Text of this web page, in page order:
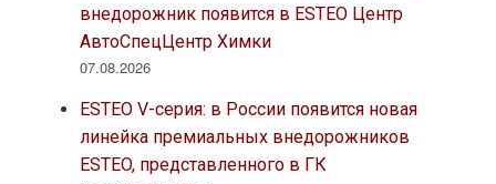
внедорожник появится в ESTEO Центр
АвтоСпецЦентр Химки
07.08.2026
ESTEO V-серия: в России появится новая
линейка премиальных внедорожников
ESTEO, представленного в ГК